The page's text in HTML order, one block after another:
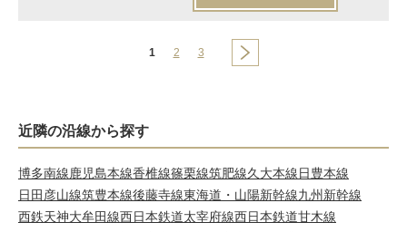
1 2 3
近隣の沿線から探す
博多南線鹿児島本線香椎線篠栗線筑肥線久大本線日豊本線
日田彦山線筑豊本線後藤寺線東海道・山陽新幹線九州新幹線
西鉄天神大牟田線西日本鉄道太宰府線西日本鉄道甘木線